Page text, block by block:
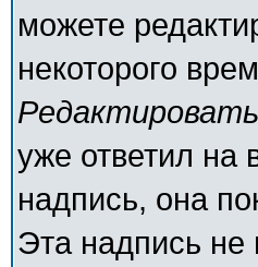
можете
некоторого
Редактировать
уже ответил
надпись, она
Эта надпись не